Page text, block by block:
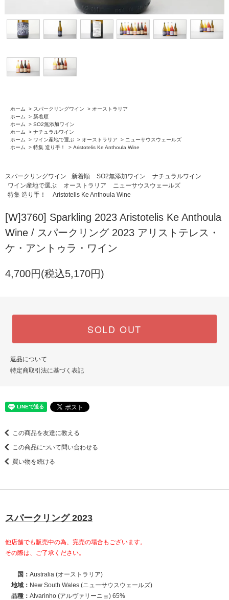
ホーム > スパークリングワイン > オーストラリア
ホーム
> 新着順
ホーム
> SO2無添加ワイン
ホーム
> ナチュラルワイン
ホーム
> ワイン産地で選ぶ > オーストラリア > ニューサウスウェールズ
ホーム
> 特集 造り手！ > Aristotelis Ke Anthoula Wine
スパークリングワイン 新着順 SO2無添加ワイン
ナチュラルワイン
ワイン産地で選ぶ
オーストラリア
ニューサウスウェールズ
特集 造り手！
Aristotelis Ke Anthoula Wine
[W]3760] Sparkling 2023 Aristotelis Ke Anthoula
Wine / スパークリング 2023 アリストテレス・
ケ・アントゥラ・ワイン
4,700円(税込5,170円)
SOLD OUT
返品について
特定商取引法に基づく表記
この商品を友達に教える
この商品について問い合わせる
買い物を続ける
スパークリング 2023
他店舗でも販売中の為、完売の場合もございます。
その際は、ご了承ください。
国： Australia (オーストラリア)
地域： New South Wales (ニューサウスウェールズ)
品種： Alvarinho (アルヴァリーニョ) 65%